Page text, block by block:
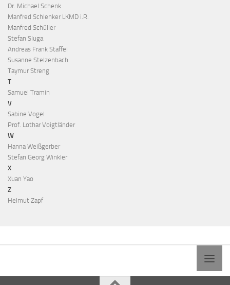
Dr. Michael Schenk
Manfred Schlenker LKMD i.R.
Manfred Schüller
Stefan Sluga
Andreas Frank Staffel
Susanne Stelzenbach
Taymur Streng
T
Samuel Tramin
V
Sabine Vogel
Prof. Lothar Voigtländer
W
Hanna Weißgerber
Stefan Georg Winkler
X
Xuan Yao
Z
Helmut Zapf